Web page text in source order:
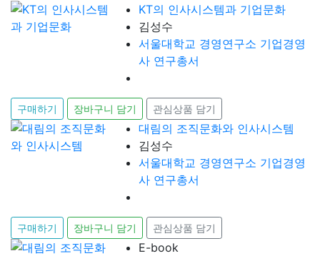
KT의 인사시스템과 기업문화
김성수
서울대학교 경영연구소 기업경영
사 연구총서
구매하기 장바구니 담기 관심상품 담기
대림의 조직문화와 인사시스템
김성수
서울대학교 경영연구소 기업경영
사 연구총서
구매하기 장바구니 담기 관심상품 담기
E-book